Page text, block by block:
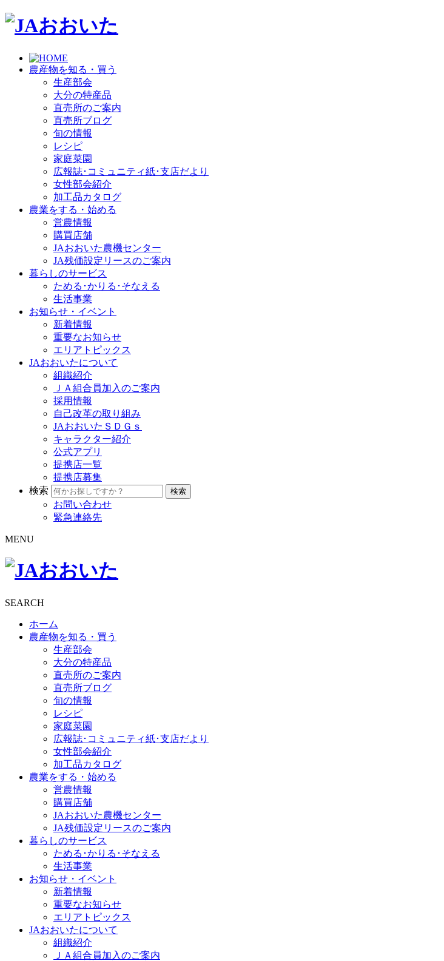
農産物を知る・買う
生産部会
大分の特産品
直売所のご案内
直売所ブログ
旬の情報
レシピ
家庭菜園
広報誌･コミュニティ紙･支店だより
女性部会紹介
加工品カタログ
農業をする・始める
営農情報
購買店舗
JAおおいた農機センター
JA残価設定リースのご案内
暮らしのサービス
ためる･かりる･そなえる
生活事業
お知らせ・イベント
新着情報
重要なお知らせ
エリアトピックス
JAおおいたについて
組織紹介
ＪＡ組合員加入のご案内
採用情報
自己改革の取り組み
JAおおいたＳＤＧｓ
キャラクター紹介
公式アプリ
提携店一覧
提携店募集
検索
お問い合わせ
緊急連絡先
MENU
SEARCH
ホーム
農産物を知る・買う
生産部会
大分の特産品
直売所のご案内
直売所ブログ
旬の情報
レシピ
家庭菜園
広報誌･コミュニティ紙･支店だより
女性部会紹介
加工品カタログ
農業をする・始める
営農情報
購買店舗
JAおおいた農機センター
JA残価設定リースのご案内
暮らしのサービス
ためる･かりる･そなえる
生活事業
お知らせ・イベント
新着情報
重要なお知らせ
エリアトピックス
JAおおいたについて
組織紹介
ＪＡ組合員加入のご案内